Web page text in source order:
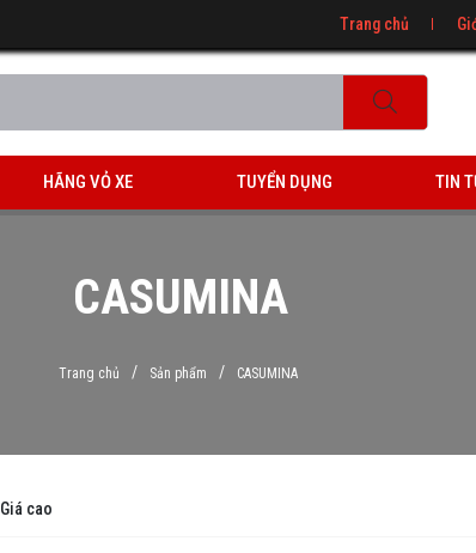
Trang chủ
HÃNG VỎ XE TUYỂN DỤNG TIN
CASUMINA
Trang chủ / Sản phẩm / CASUMINA
Giá cao